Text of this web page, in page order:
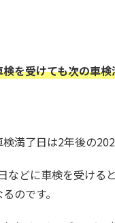
を受けても次の車
満了日は2年後の
などに車検を受ける
のです。